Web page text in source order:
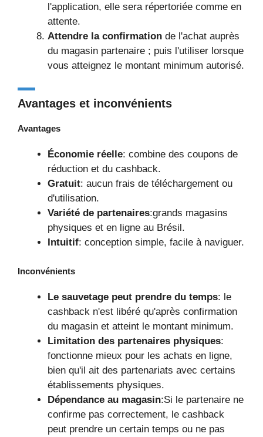
l'application, elle sera répertoriée comme en
attente.
Attendre la confirmation de l'achat auprès
du magasin partenaire ; puis l'utiliser lorsque
vous atteignez le montant minimum autorisé.
Avantages et inconvénients
Avantages
Économie réelle: combine des coupons de
réduction et du cashback.
Gratuit: aucun frais de téléchargement ou
d'utilisation.
Variété de partenaires:grands magasins
physiques et en ligne au Brésil.
Intuitif: conception simple, facile à naviguer.
Inconvénients
Le sauvetage peut prendre du temps: le
cashback n'est libéré qu'après confirmation
du magasin et atteint le montant minimum.
Limitation des partenaires physiques:
fonctionne mieux pour les achats en ligne,
bien qu'il ait des partenariats avec certains
établissements physiques.
Dépendance au magasin:Si le partenaire ne
confirme pas correctement, le cashback
peut prendre un certain temps ou ne pas